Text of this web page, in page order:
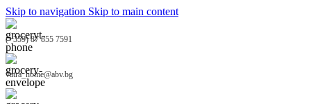
Skip to navigation Skip to main content
(+359) 87 855 7591
vatra_home@abv.bg